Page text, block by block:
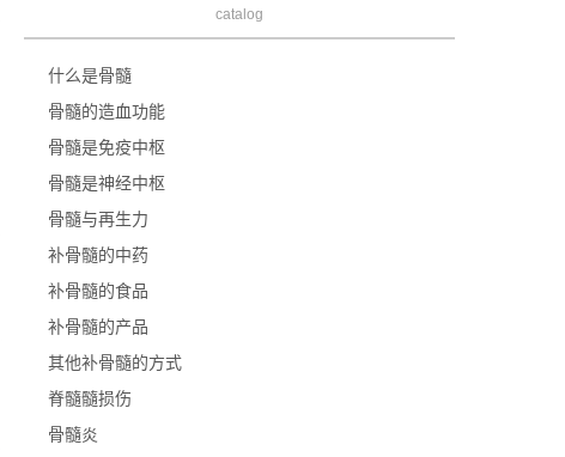
catalog
什么是骨髓
骨髓的造血功能
骨髓是免疫中枢
骨髓是神经中枢
骨髓与再生力
补骨髓的中药
补骨髓的食品
补骨髓的产品
其他补骨髓的方式
脊髓髓损伤
骨髓炎